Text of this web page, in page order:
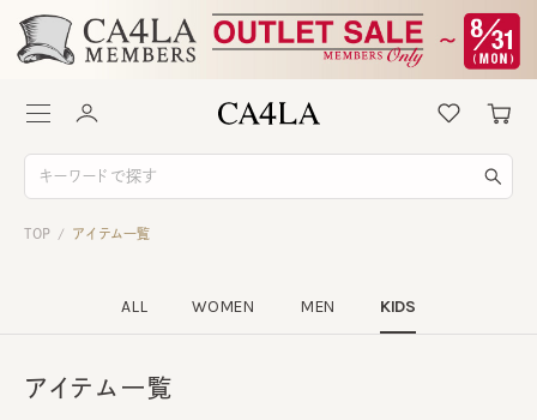
TOP / アイテム一覧
ALL WOMEN MEN KIDS
アイテム一覧